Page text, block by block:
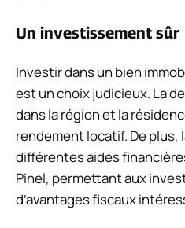
Un investissement sûr
Investir dans un bien
est un choix judicieux. La
dans la région et la
rendement locatif. De plus,
différentes aides
Pinel, permettant aux
d’avantages fiscaux